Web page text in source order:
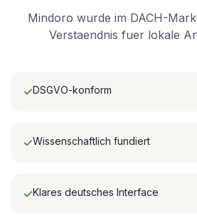
Mindoro wurde im DACH-
Verstaendnis fuer lokale
✓DSGVO-konform
✓Wissenschaftlich fundiert
✓Klares deutsches Interface